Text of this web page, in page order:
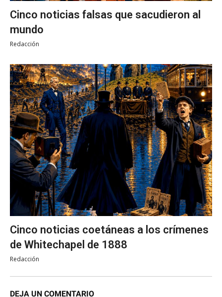
Cinco noticias falsas que sacudieron al
mundo
Redacción
Cinco noticias coetáneas a los crímenes
de Whitechapel de 1888
Redacción
DEJA UN COMENTARIO